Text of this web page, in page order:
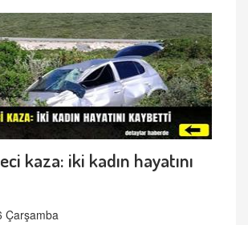
kaza: iki kadın hayatını
Çarşamba